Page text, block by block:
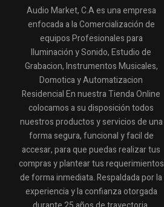
Audio Market, C.A es una empresa
enfocada a la Comercialización de
equipos Profesionales para
Iluminación y Sonido, Estudio de
Grabacion, Instrumentos Musicales,
Domotica y Automatizacion
Residencial En nuestra Tienda Online
colocamos a su disposición todos
nuestros productos y servicios de una
forma segura, funcional y facil de
accesar, para que puedas realizar tus
compras y plantear tus requerimientos
de forma inmediata. Respaldada por la
experiencia y la confianza otorgada